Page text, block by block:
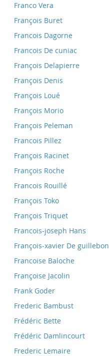
Franco Vera
François Buret
Francois Dagorne
Francois De cuniac
François Delapierre
François Denis
François Loué
François Morio
François Peleman
Francois Pillez
François Racinet
François Roche
Francois Rouillé
François Toko
François Triquet
Francois-joseph Hans
François-xavier De guillebon
Francoise Baloche
Françoise Jacolin
Frank Goder
Frederic Bambust
Frédéric Bette
Frédéric Damlincourt
Frederic Lemaire